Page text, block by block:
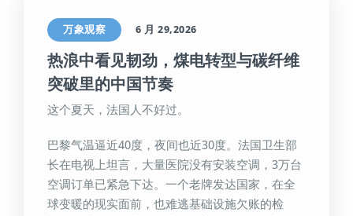
万象观察 6 月 29,2026
热浪中看见韧劲，煤电转型与碳纤维
突破里的中国节奏
这个夏天，法国人不好过。
巴黎气温逼近40度，夜间也近30度。法国卫生部
长在电视上坦言，大量医院没有安装空调，3万台
空调订单已紧急下达。一个老牌发达国家，在全
球变暖的现实面前，也难逃基础设施欠账的检